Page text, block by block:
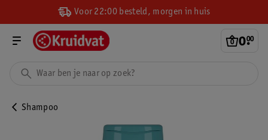
Voor 22:00 besteld, morgen in huis
0.
00
Shampoo